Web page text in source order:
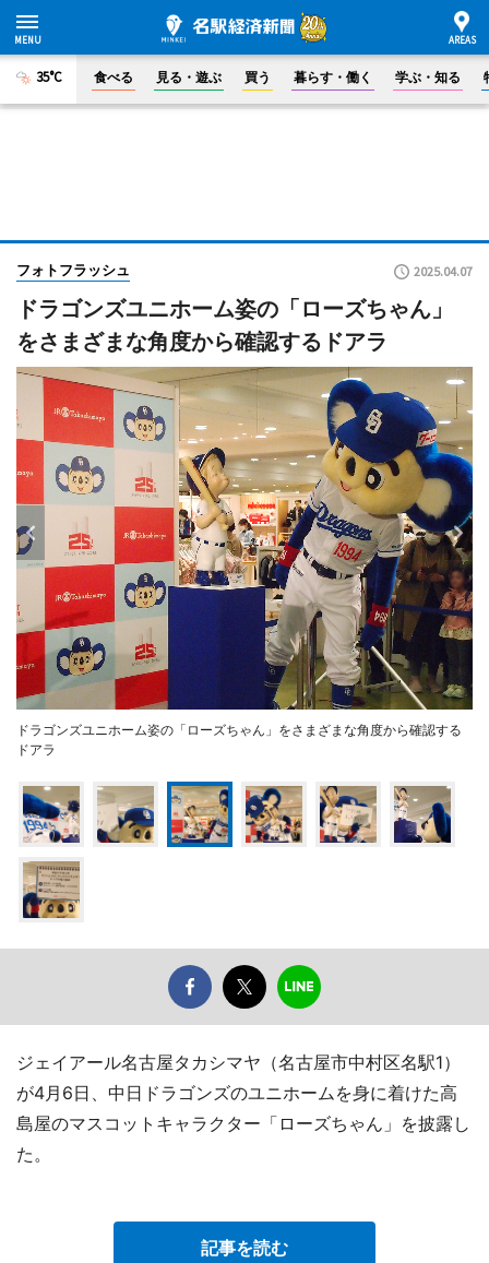
35°C 食べる 見る・遊ぶ 買う 暮らす・働く 学ぶ・知る
フォトフラッシュ 2025.04.07
ドラゴンズユニホーム姿の「ローズちゃん」
をさまざまな角度から確認するドアラ
ドラゴンズユニホーム姿の「ローズちゃん」をさまざまな角度から確認する
ドアラ
ジェイアール名古屋タカシマヤ（名古屋市中村区名駅1）
が4月6日、中日ドラゴンズのユニホームを身に着けた高
島屋のマスコットキャラクター「ローズちゃん」を披露し
た。
記事を読む